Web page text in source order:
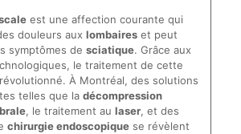
est une affection courante qui
douleurs aux lombaireset peut
symptômes de sciatique. Grâce aux
le traitement de cette
À Montréal, des solutions
telles que la décompression
, le traitement aulaser, et des
chirurgie endoscopique se révèlent